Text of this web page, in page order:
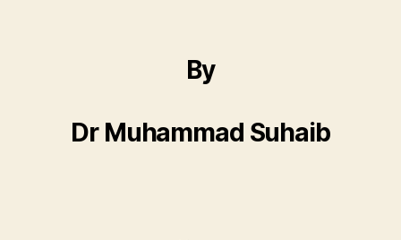
By
Dr Muhammad Suhaib